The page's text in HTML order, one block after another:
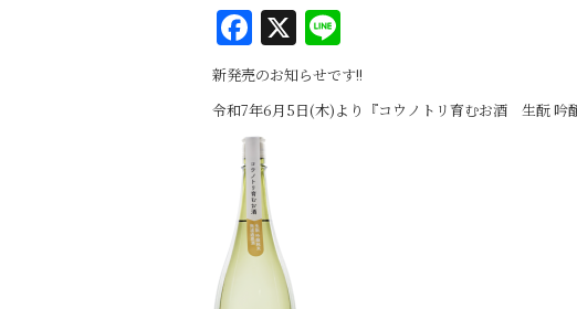
F
a
c
e
b
o
o
k
X
n
e
新発売のお知らせです!!
令和7年6月5日(木)より『コウノトリ育むお酒 生酛 吟